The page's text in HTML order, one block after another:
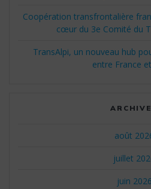
Coopération transfrontalière
cœur du 3e Comité du
TransAlpi, un nouveau hub
entre France
août
juillet
juin 2026